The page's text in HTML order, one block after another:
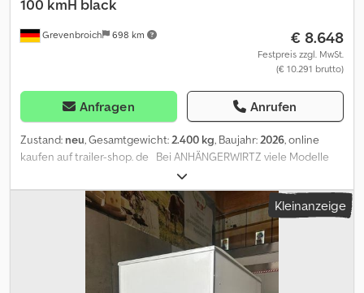
Grevenbroich 698 km
100 kmH black
€ 8.648
Festpreis zzgl. MwSt.
(€ 10.291 brutto)
Anfragen Anrufen
Zustand: neu, Gesamtgewicht: 2.400 kg, Baujahr: 2026, online
kaufen auf trailer-shop. de Bei ANHÄNGERWIRTZ viele Modelle
online verfügbar Bequem und rund um die Uhr Online 24/7
kaufen Selbst abholen oder liefern lassen. Der online
Abholmarkt für Ihren neuen Anhänger bietet starke
Markenfabrikate! über 850 Neuanhänger auf Lager über 130
gebrauchte Anhänger ständig im Angebot. unverbindliches
Beispiel: Neu Preis MwSt ausweisbar 2026er Pferdeanhänger
Portax Esprit silver black - 2 Pferde 2400kg BPW Fahrgestell
Kleinanzeige